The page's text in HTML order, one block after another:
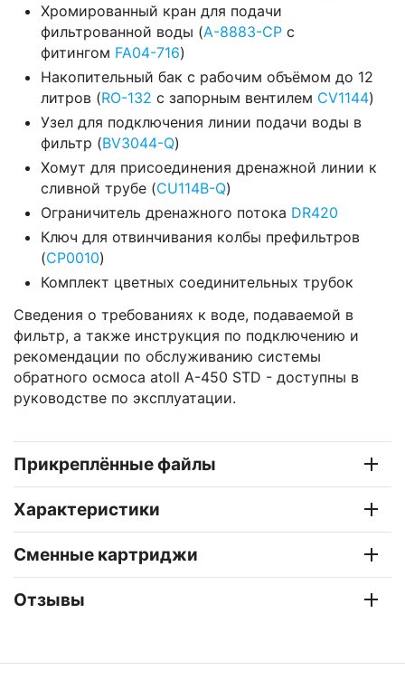
Хромированный кран для подачи
фильтрованной воды (A-8883-CP с
фитингом FA04-716)
Накопительный бак с рабочим объёмом до 12
литров (RO-132 с запорным вентилем CV1144)
Узел для подключения линии подачи воды в
фильтр (BV3044-Q)
Хомут для присоединения дренажной линии к
сливной трубе (CU114B-Q)
Ограничитель дренажного потока DR420
Ключ для отвинчивания колбы префильтров
(CP0010)
Комплект цветных соединительных трубок
Сведения о требованиях к воде, подаваемой в
фильтр, а также инструкция по подключению и
рекомендации по обслуживанию системы
обратного осмоса atoll A-450 STD - доступны в
руководстве по эксплуатации.
Прикреплённые файлы
Характеристики
Сменные картриджи
Отзывы